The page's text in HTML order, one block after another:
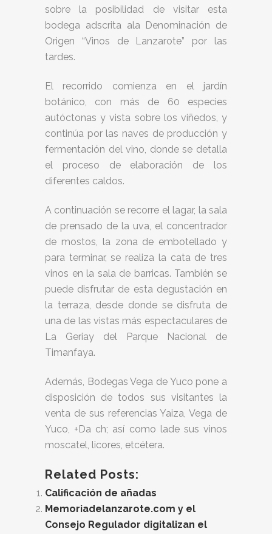
sobre la posibilidad de visitar esta
bodega adscrita ala Denominación de
Origen “Vinos de Lanzarote” por las
tardes.
El recorrido comienza en el jardín
botánico, con más de 60 especies
autóctonas y vista sobre los viñedos, y
continúa por las naves de producción y
fermentación del vino, donde se detalla
el proceso de elaboración de los
diferentes caldos.
A continuación se recorre el lagar, la sala
de prensado de la uva, el concentrador
de mostos, la zona de embotellado y
para terminar, se realiza la cata de tres
vinos en la sala de barricas. También se
puede disfrutar de esta degustación en
la terraza, desde donde se disfruta de
una de las vistas más espectaculares de
La Geriay del Parque Nacional de
Timanfaya.
Además, Bodegas Vega de Yuco pone a
disposición de todos sus visitantes la
venta de sus referencias Yaiza, Vega de
Yuco, +Da ch; así como lade sus vinos
moscatel, licores, etcétera.
Related Posts:
Calificación de añadas
Memoriadelanzarote.com y el
Consejo Regulador digitalizan el